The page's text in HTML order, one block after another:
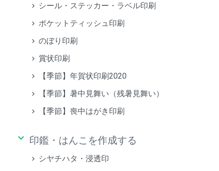
シール・ステッカー・ラベル印刷
ポケットティッシュ印刷
のぼり印刷
賞状印刷
【季節】年賀状印刷2020
【季節】暑中見舞い（残暑見舞い）
【季節】喪中はがき印刷
keyboard_arrow_down 印鑑・はんこを作成する
シヤチハタ・浸透印